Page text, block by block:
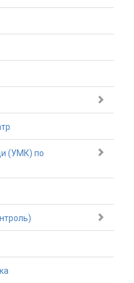
(УМК) по